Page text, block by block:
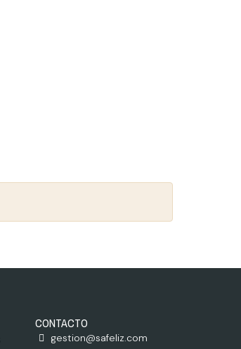
CONTACTO
gestion@safeliz.com